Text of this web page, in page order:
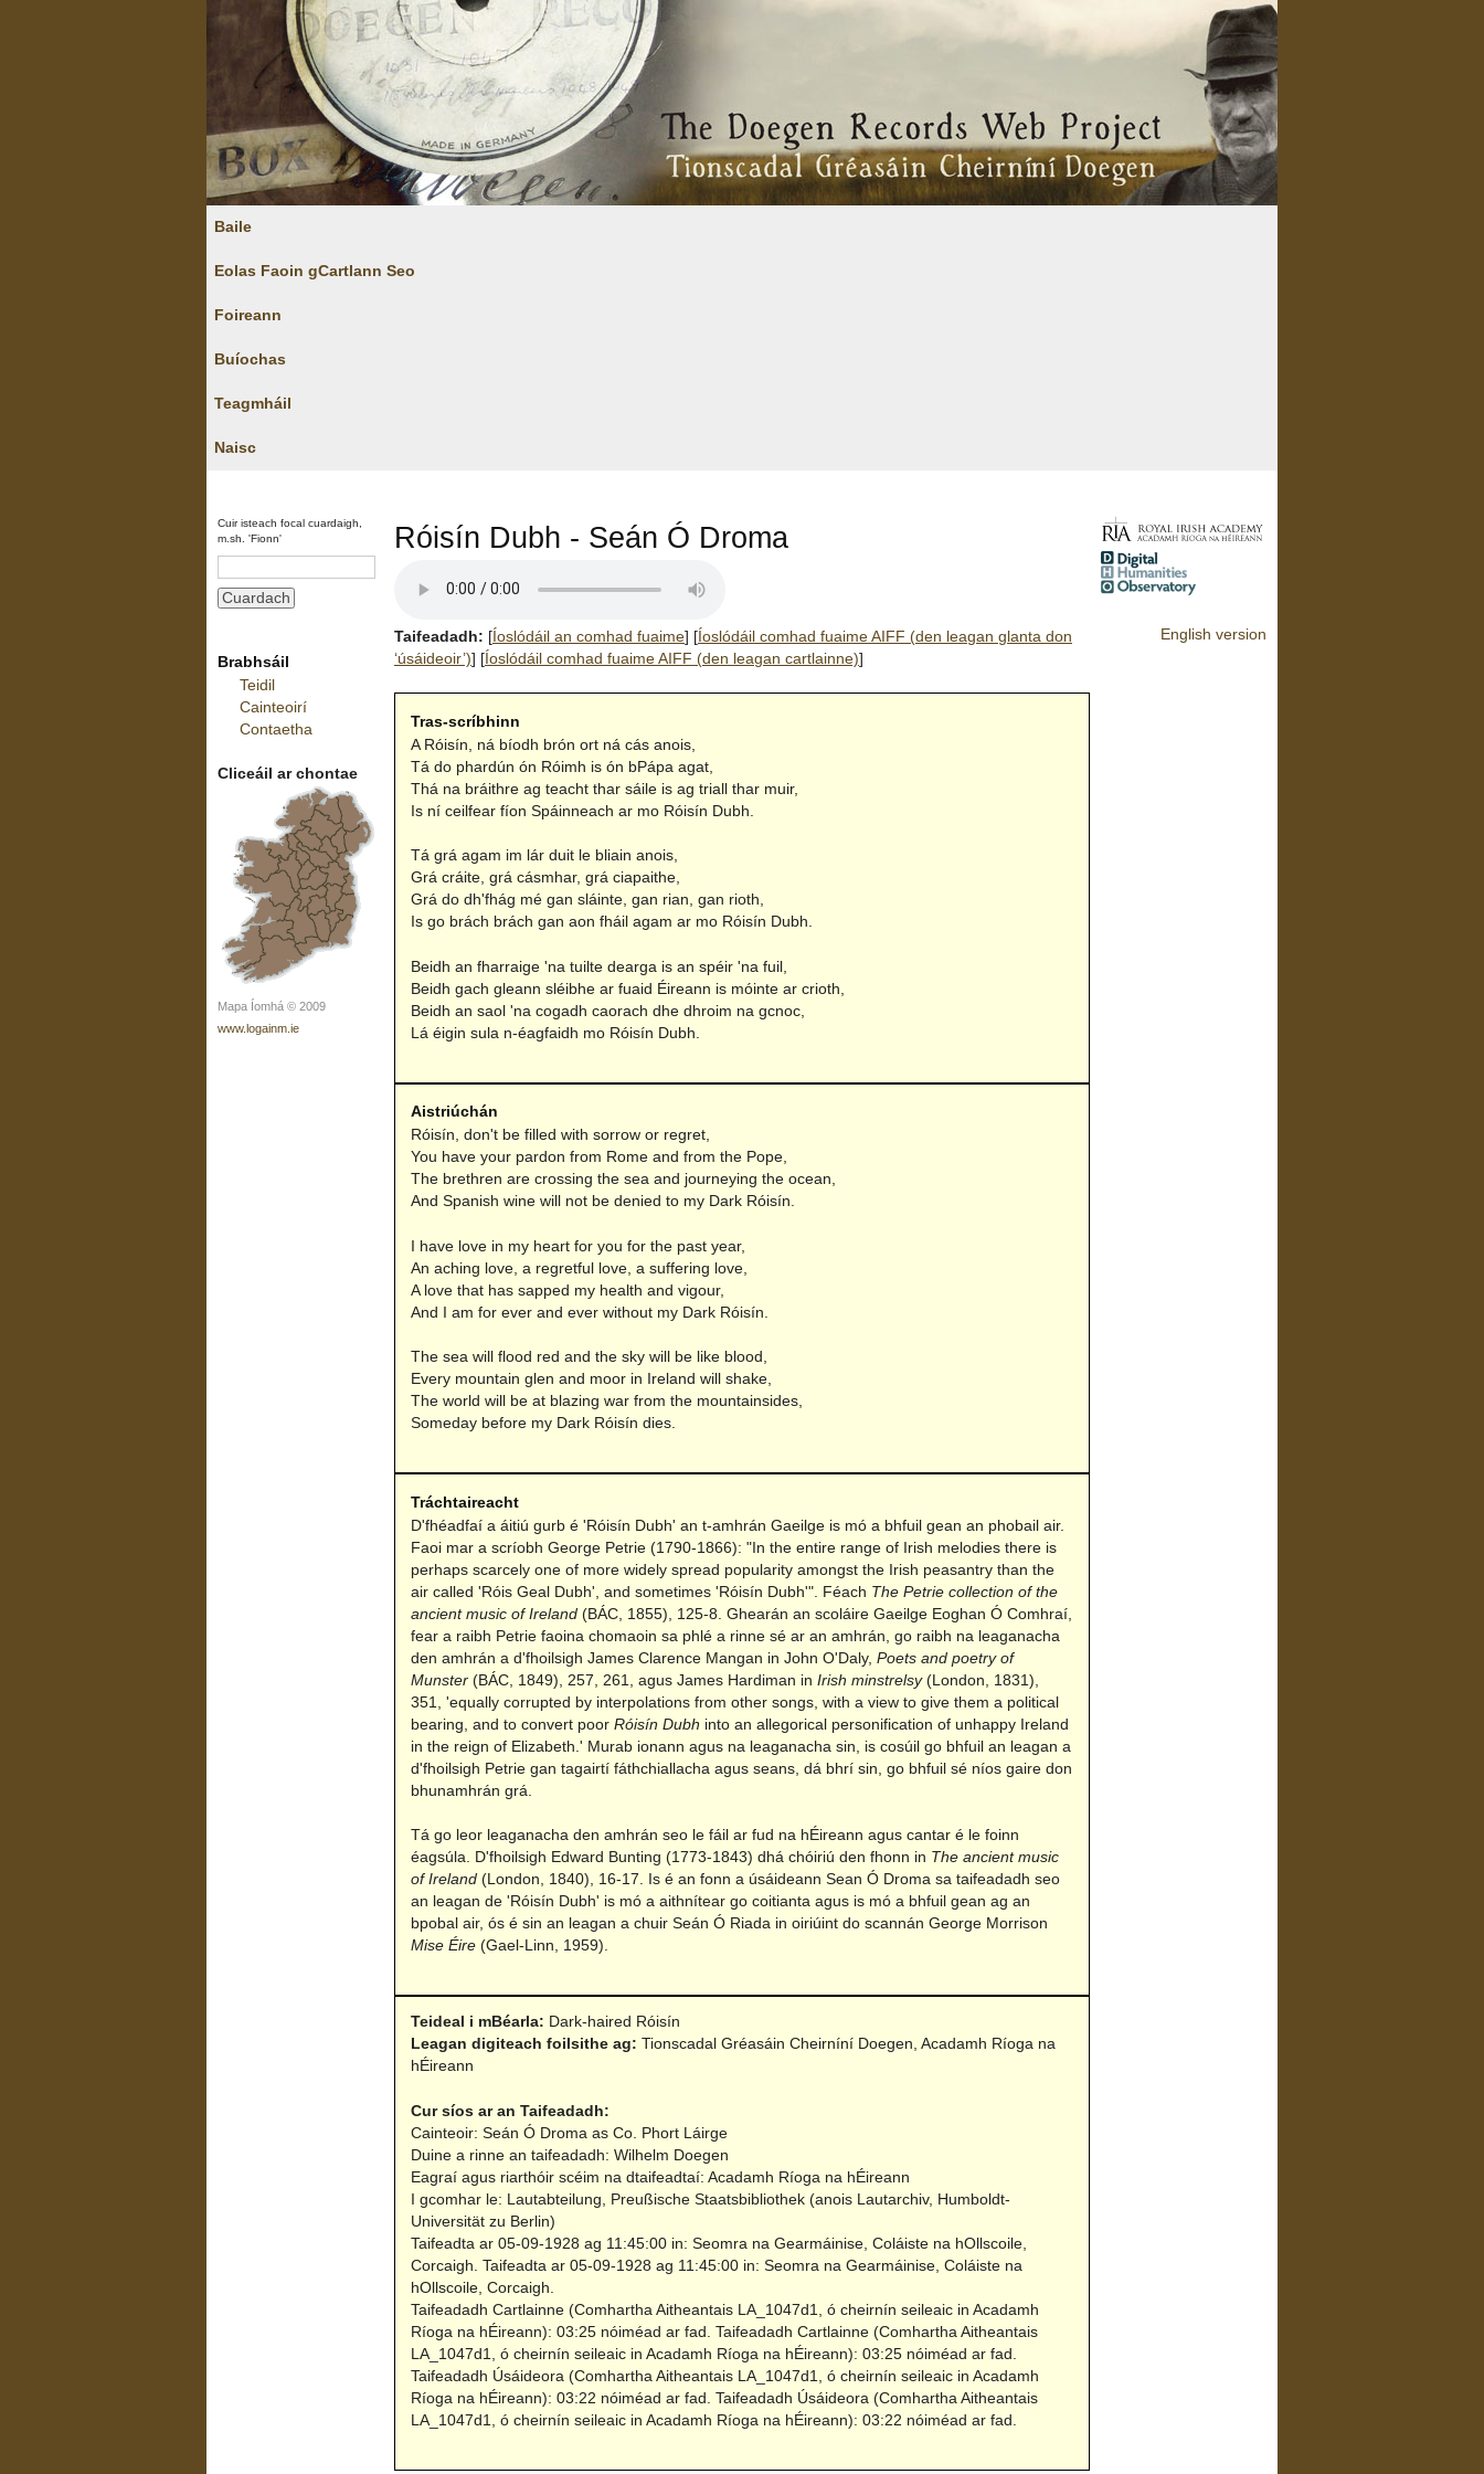
Baile
Eolas Faoin gCartlann Seo
Foireann
Buíochas
Teagmháil
Naisc
Cuir isteach focal cuardaigh,
m.sh. 'Fionn'
Brabhsáil
Teidil
Cainteoirí
Contaetha
Cliceáil ar chontae
Mapa Íomhá © 2009
www.logainm.ie
Róisín Dubh - Seán Ó Droma
Taifeadadh: [ Íoslódáil an comhad fuaime] [ Íoslódáil comhad fuaime AIFF (den leagan glanta don
‘úsáideoir’)] [ Íoslódáil comhad fuaime AIFF (den leagan cartlainne)]
Tras-scríbhinn
A Róisín, ná bíodh brón ort ná cás anois,
Tá do phardún ón Róimh is ón bPápa agat,
Thá na bráithre ag teacht thar sáile is ag triall thar muir,
Is ní ceilfear fíon Spáinneach ar mo Róisín Dubh.
Tá grá agam im lár duit le bliain anois,
Grá cráite, grá cásmhar, grá ciapaithe,
Grá do dh'fhág mé gan sláinte, gan rian, gan rioth,
Is go brách brách gan aon fháil agam ar mo Róisín Dubh.
Beidh an fharraige 'na tuilte dearga is an spéir 'na fuil,
Beidh gach gleann sléibhe ar fuaid Éireann is móinte ar crioth,
Beidh an saol 'na cogadh caorach dhe dhroim na gcnoc,
Lá éigin sula n-éagfaidh mo Róisín Dubh.
Aistriúchán
Róisín, don't be filled with sorrow or regret,
You have your pardon from Rome and from the Pope,
The brethren are crossing the sea and journeying the ocean,
And Spanish wine will not be denied to my Dark Róisín.
I have love in my heart for you for the past year,
An aching love, a regretful love, a suffering love,
A love that has sapped my health and vigour,
And I am for ever and ever without my Dark Róisín.
The sea will flood red and the sky will be like blood,
Every mountain glen and moor in Ireland will shake,
The world will be at blazing war from the mountainsides,
Someday before my Dark Róisín dies.
Tráchtaireacht
D'fhéadfaí a áitiú gurb é 'Róisín Dubh' an t-amhrán Gaeilge is mó a bhfuil gean an phobail air.
Faoi mar a scríobh George Petrie (1790-1866): "In the entire range of Irish melodies there is
perhaps scarcely one of more widely spread popularity amongst the Irish peasantry than the
air called 'Róis Geal Dubh', and sometimes 'Róisín Dubh'". Féach The Petrie collection of the
ancient music of Ireland(BÁC, 1855), 125-8. Ghearán an scoláire Gaeilge Eoghan Ó Comhraí,
fear a raibh Petrie faoina chomaoin sa phlé a rinne sé ar an amhrán, go raibh na leaganacha
den amhrán a d'fhoilsigh James Clarence Mangan in John O'Daly, Poets and poetry of
Munster(BÁC, 1849), 257, 261, agus James Hardiman in Irish minstrelsy(London, 1831),
351, 'equally corrupted by interpolations from other songs, with a view to give them a political
bearing, and to convert poor Róisín Dubh into an allegorical personification of unhappy Ireland
in the reign of Elizabeth.' Murab ionann agus na leaganacha sin, is cosúil go bhfuil an leagan a
d'fhoilsigh Petrie gan tagairtí fáthchiallacha agus seans, dá bhrí sin, go bhfuil sé níos gaire don
bhunamhrán grá.
Tá go leor leaganacha den amhrán seo le fáil ar fud na hÉireann agus cantar é le foinn
éagsúla. D'fhoilsigh Edward Bunting (1773-1843) dhá chóiriú den fhonn in The ancient music
of Ireland(London, 1840), 16-17. Is é an fonn a úsáideann Sean Ó Droma sa taifeadadh seo
an leagan de 'Róisín Dubh' is mó a aithnítear go coitianta agus is mó a bhfuil gean ag an
bpobal air, ós é sin an leagan a chuir Seán Ó Riada in oiriúint do scannán George Morrison
Mise Éire(Gael-Linn, 1959).
Teideal i mBéarla: Dark-haired Róisín
Leagan digiteach foilsithe ag: Tionscadal Gréasáin Cheirníní Doegen, Acadamh Ríoga na
hÉireann
Cur síos ar an Taifeadadh:
Cainteoir: Seán Ó Droma as Co. Phort Láirge
Duine a rinne an taifeadadh: Wilhelm Doegen
Eagraí agus riarthóir scéim na dtaifeadtaí: Acadamh Ríoga na hÉireann
I gcomhar le: Lautabteilung, Preußische Staatsbibliothek (anois Lautarchiv, Humboldt-
Universität zu Berlin)
Taifeadta ar 05-09-1928 ag 11:45:00 in: Seomra na Gearmáinise, Coláiste na hOllscoile,
Corcaigh. Taifeadta ar 05-09-1928 ag 11:45:00 in: Seomra na Gearmáinise, Coláiste na
hOllscoile, Corcaigh.
Taifeadadh Cartlainne (Comhartha Aitheantais LA_1047d1, ó cheirnín seileaic in Acadamh
Ríoga na hÉireann): 03:25 nóiméad ar fad.
Taifeadadh Cartlainne (Comhartha Aitheantais
LA_1047d1, ó cheirnín seileaic in Acadamh Ríoga na hÉireann): 03:25 nóiméad ar fad.
Taifeadadh Úsáideora (Comhartha Aitheantais LA_1047d1, ó cheirnín seileaic in Acadamh
Ríoga na hÉireann): 03:22 nóiméad ar fad. Taifeadadh Úsáideora (Comhartha Aitheantais
LA_1047d1, ó cheirnín seileaic in Acadamh Ríoga na hÉireann): 03:22 nóiméad ar fad.
English version